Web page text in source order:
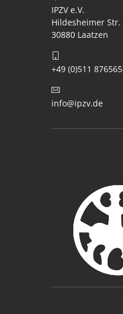
IPZV e.V.
Hildesheimer Str.
30880 Laatzen
+49 (0)511
info@ipzv.de